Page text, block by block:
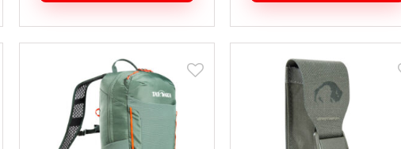
למוצר
זה
יש
מספר
סוגים.
ניתן
לבחור
את